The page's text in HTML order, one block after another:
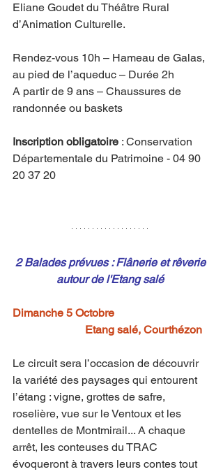
Eliane Goudet du Théâtre Rural
d’Animation Culturelle.
Rendez-vous 10h – Hameau de Galas,
au pied de l’aqueduc – Durée 2h
A partir de 9 ans – Chaussures de
randonnée ou baskets
Inscription obligatoire : Conservation
Départementale du Patrimoine - 04 90
20 37 20
2 Balades prévues : Flânerie et rêverie
autour de l'Etang salé
Dimanche 5 Octobre
Etang salé, Courthézon
Le circuit sera l’occasion de découvrir
la variété des paysages qui entourent
l’étang : vigne, grottes de safre,
roselière, vue sur le Ventoux et les
dentelles de Montmirail... A chaque
arrêt, les conteuses du TRAC
évoqueront à travers leurs contes tout